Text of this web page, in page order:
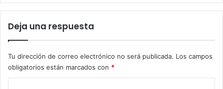
Deja una respuesta
Tu dirección de correo electrónico no será publicada. Los campos
obligatorios están marcados con *